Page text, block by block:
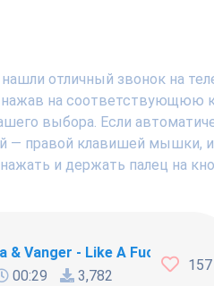
отличный звонок на
на соответствующюю
выбора. Если
— правой клавишей мышки,
и держать палец на
& Vanger - Like A Fucking
00:29
3,782
157